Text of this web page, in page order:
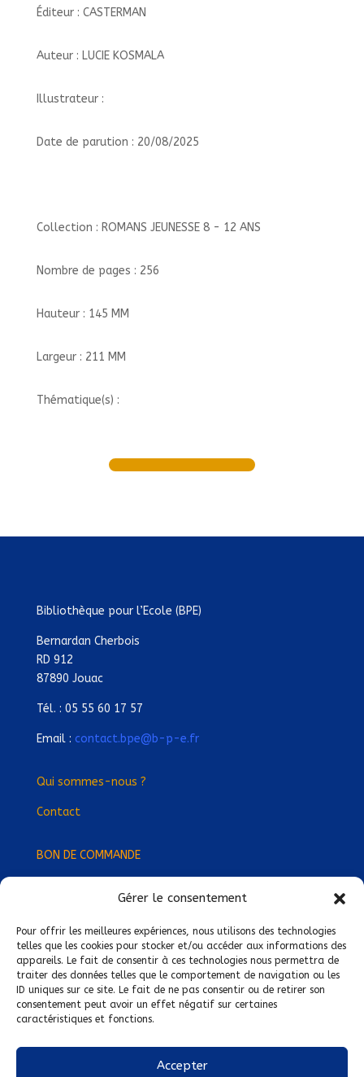
Gérer le consentement
Pour offrir les meilleures expériences, nous utilisons des technologies
telles que les cookies pour stocker et/ou accéder aux informations des
appareils. Le fait de consentir à ces technologies nous permettra de
traiter des données telles que le comportement de navigation ou les
ID uniques sur ce site. Le fait de ne pas consentir ou de retirer son
consentement peut avoir un effet négatif sur certaines
caractéristiques et fonctions.
Accepter
Éditeur : CASTERMAN
Auteur : LUCIE KOSMALA
Illustrateur :
Date de parution : 20/08/2025
Collection : ROMANS JEUNESSE 8 - 12 ANS
Nombre de pages : 256
Hauteur : 145 MM
Largeur : 211 MM
Thématique(s) :
Bibliothèque pour l’Ecole (BPE)
Bernardan Cherbois
RD 912
87890 Jouac
Tél. : 05 55 60 17 57
Email : contact.bpe@b-p-e.fr
Qui sommes-nous ?
Contact
BON DE COMMANDE
Devenez Délégué·e Régional·e !
Trouvez-nous près de chez vous !
Mentions légales
Conditions générales de vente
Politique de confidentialité